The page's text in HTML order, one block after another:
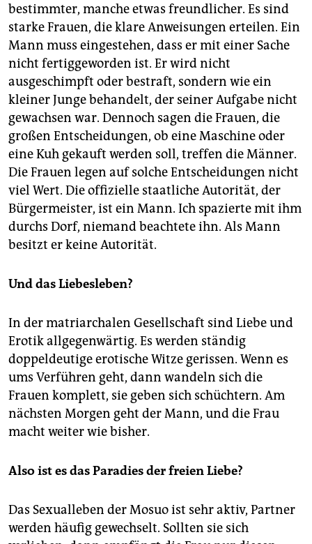
bestimmter, manche etwas freundlicher. Es sind
starke Frauen, die klare Anweisungen erteilen. Ein
Mann muss eingestehen, dass er mit einer Sache
nicht fertiggeworden ist. Er wird nicht
ausgeschimpft oder bestraft, sondern wie ein
kleiner Junge behandelt, der seiner Aufgabe nicht
gewachsen war. Dennoch sagen die Frauen, die
großen Entscheidungen, ob eine Maschine oder
eine Kuh gekauft werden soll, treffen die Männer.
Die Frauen legen auf solche Entscheidungen nicht
viel Wert. Die offizielle staatliche Autorität, der
Bürgermeister, ist ein Mann. Ich spazierte mit ihm
durchs Dorf, niemand beachtete ihn. Als Mann
besitzt er keine Autorität.
Und das Liebesleben?
In der matriarchalen Gesellschaft sind Liebe und
Erotik allgegenwärtig. Es werden ständig
doppeldeutige erotische Witze gerissen. Wenn es
ums Verführen geht, dann wandeln sich die
Frauen komplett, sie geben sich schüchtern. Am
nächsten Morgen geht der Mann, und die Frau
macht weiter wie bisher.
Also ist es das Paradies der freien Liebe?
Das Sexualleben der Mosuo ist sehr aktiv, Partner
werden häufig gewechselt. Sollten sie sich